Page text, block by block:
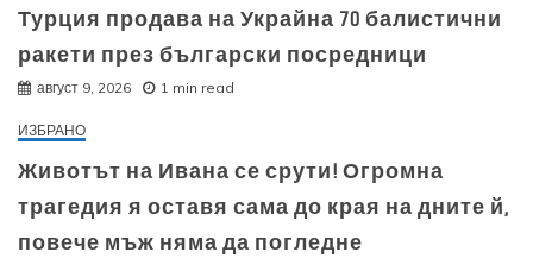
Турция продава на Украйна 70 балистични
ракети през български посредници
август 9, 2026 1 min read
ИЗБРАНО
Животът на Ивана се срути! Огромна
трагедия я оставя сама до края на дните й,
повече мъж няма да погледне